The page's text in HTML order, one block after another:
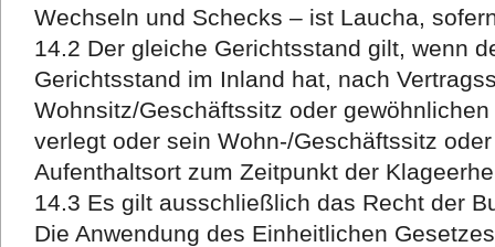
Wechseln und Schecks – ist Laucha,
14.2 Der gleiche Gerichtsstand gilt, wenn
Gerichtsstand im Inland hat, nach
Wohnsitz/Geschäftssitz oder
verlegt oder sein Wohn-/Geschäftssitz
Aufenthaltsort zum Zeitpunkt der
14.3 Es gilt ausschließlich das Recht der
Die Anwendung des Einheitlichen